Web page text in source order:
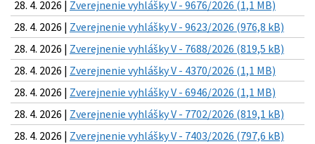
28. 4. 2026 | Zverejnenie vyhlášky V - 9676/2026 (1,1 MB)
28. 4. 2026 | Zverejnenie vyhlášky V - 9623/2026 (976,8 kB)
28. 4. 2026 | Zverejnenie vyhlášky V - 7688/2026 (819,5 kB)
28. 4. 2026 | Zverejnenie vyhlášky V - 4370/2026 (1,1 MB)
28. 4. 2026 | Zverejnenie vyhlášky V - 6946/2026 (1,1 MB)
28. 4. 2026 | Zverejnenie vyhlášky V - 7702/2026 (819,1 kB)
28. 4. 2026 | Zverejnenie vyhlášky V - 7403/2026 (797,6 kB)